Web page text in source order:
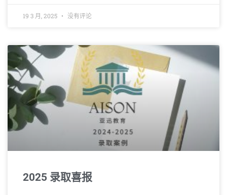
19 3 月, 2025 没有评论
2025 录取喜报